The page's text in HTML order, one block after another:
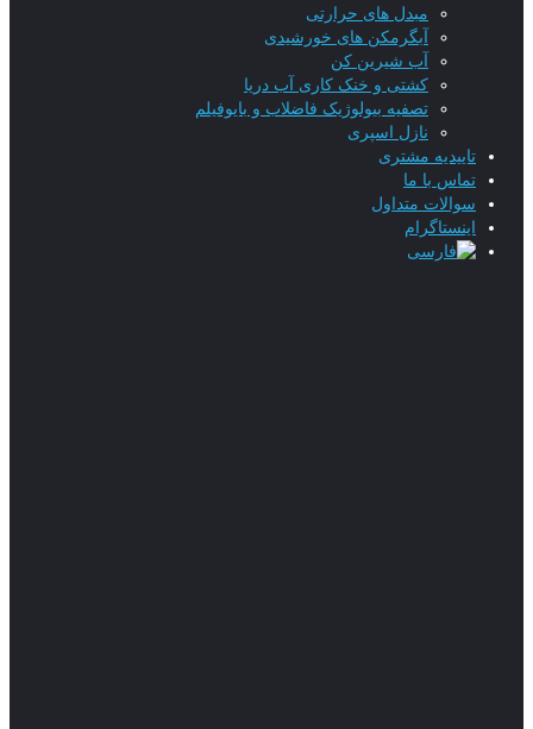
مبدل های حرارتی
آبگرمکن های خورشیدی
آب شیرین کن
کشتی و خنک کاری آب دریا
تصفیه بیولوژیک فاضلاب و بایوفیلم
نازل اسپری
تاییدیه‌ مشتری
تماس با ما
سوالات متداول
اینستاگرام